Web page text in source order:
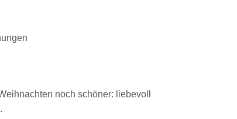
noch schöner: liebevoll